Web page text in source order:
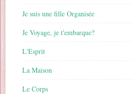
Je suis une fille Organisée
Je Voyage, je t'embarque?
L'Esprit
La Maison
Le Corps